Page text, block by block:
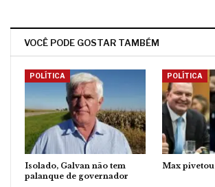
VOCÊ PODE GOSTAR TAMBÉM
POLÍTICA
Isolado, Galvan não tem
palanque de governador
POLÍTICA
Max pivetou